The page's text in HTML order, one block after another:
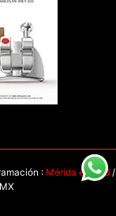
: Mérida en Red /